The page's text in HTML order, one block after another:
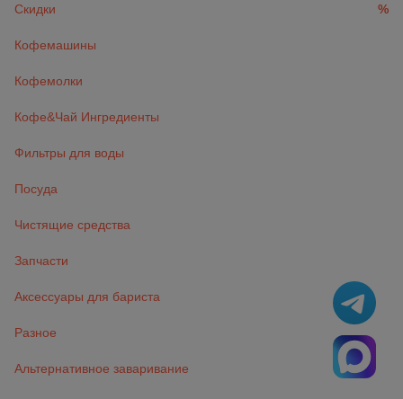
Скидки
%
Кофемашины
Кофемолки
Кофе&Чай Ингредиенты
Фильтры для воды
Посуда
Чистящие средства
Запчасти
Аксессуары для бариста
Разное
Альтернативное заваривание